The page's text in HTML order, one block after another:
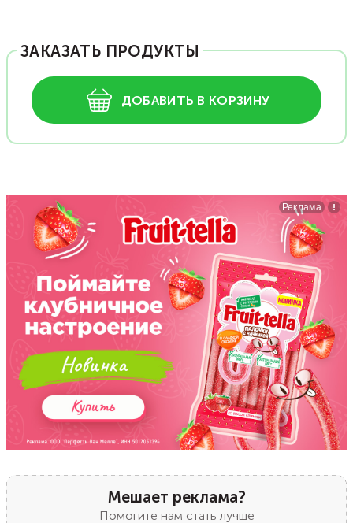
ЗАКАЗАТЬ ПРОДУКТЫ
ДОБАВИТЬ В КОРЗИНУ
Мешает реклама?
Помогите нам стать лучше